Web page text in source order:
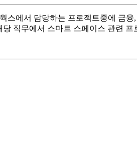
스에서 담당하는 프로젝트중에 금
직무에서 스마트 스페이스 관련